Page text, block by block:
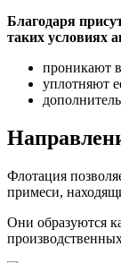
Благодаря
таких условиях
проникают
уплотняют
Флотация
примеси,
Они образуются